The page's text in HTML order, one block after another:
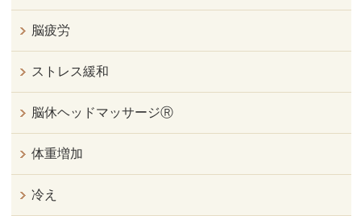
脳疲労
ストレス緩和
脳休ヘッドマッサージⓇ
体重増加
冷え